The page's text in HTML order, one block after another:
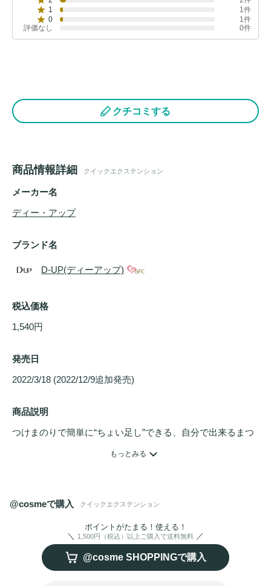
1
1件
0
1件
評価なし
0件
クチコミする
商品情報詳細 クイックエクステンション
メーカー名
ディー・アップ
ブランド名
D-UP(ディーアップ)
税込価格
1,540円
発売日
2022/3/18 (2022/12/9追加発売)
商品説明
つけまのりで簡単に“ちょい足し”できる、自分で出来るまつ
ます。03～06(1束タイプ)：まつげの下から1束ずつ装着する
から、自まつげと馴染んで自然な仕上がりに。クッキリ盛れ
る束感まつげや、ふわっと軽い立体まつげも簡単＆キレイに
仕上がります。
もっとみる
@cosmeで購入 クイックエクステンション
ポイントがたまる！使える！
1,500円（税込）以上ご購入で送料無料
@cosme SHOPPINGで購入